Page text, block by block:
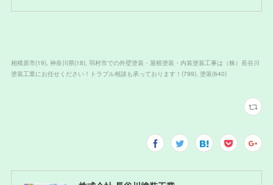
相模原市(19) 神奈川県(18) 羽村市での外壁塗装・屋根塗装・内装塗装工事は（株）長谷川
塗装工業にお任せください！トラブル相談も承っております！ (799) 塗装(640)